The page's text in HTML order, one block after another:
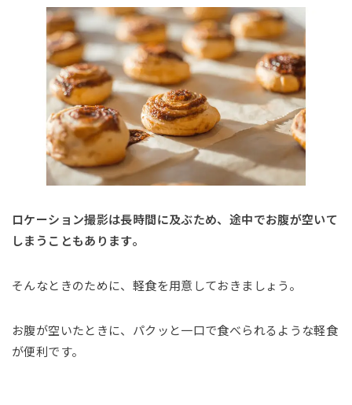
ロケーション撮影は長時間に及ぶため、途中でお腹が空いて
しまうこともあります。
そんなときのために、軽食を用意しておきましょう。
お腹が空いたときに、パクッと一口で食べられるような軽食
が便利です。